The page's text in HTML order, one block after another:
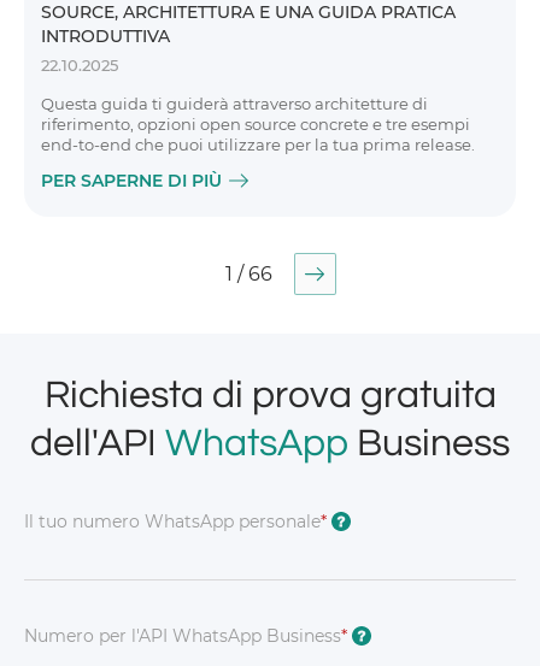
SOURCE, ARCHITETTURA E UNA GUIDA PRATICA
INTRODUTTIVA
22.10.2025
Questa guida ti guiderà attraverso architetture di
riferimento, opzioni open source concrete e tre esempi
end-to-end che puoi utilizzare per la tua prima release.
PER SAPERNE DI PIÙ
1 / 66
Richiesta di prova gratuita
dell'API WhatsApp Business
Il tuo numero WhatsApp personale* ?
Numero per l'API WhatsApp Business* ?